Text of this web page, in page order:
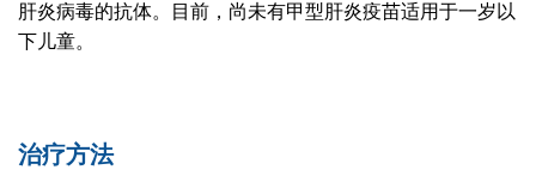
肝炎病毒的抗体。目前，尚未有甲型肝炎疫苗适用于一岁以
下儿童。
治疗方法